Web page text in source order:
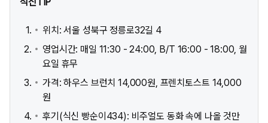
식신TIP
위치: 서울 성북구 정릉로32길 4
영업시간: 매일 11:30 - 24:00, B/T 16:00 - 18:00, 월
요일 휴무
가격: 하우스 브런치 14,000원, 프렌치토스트 14,000
원
후기(식신 빵순이434): 비주얼도 동화 속에 나올 것만